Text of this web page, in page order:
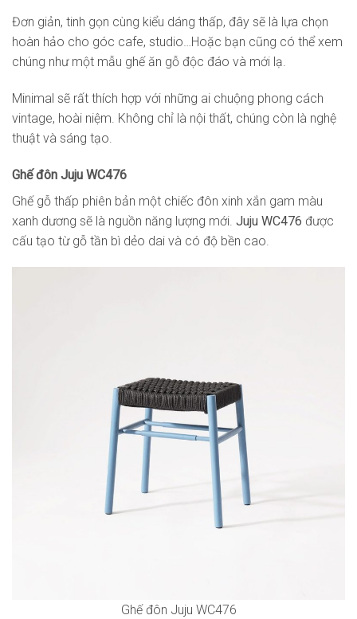
Đơn giản, tinh gọn cùng kiểu dáng thấp, đây sẽ là lựa chọn
hoàn hảo cho góc cafe, studio…Hoặc bạn cũng có thể xem
chúng như một mẫu ghế ăn gỗ độc đáo và mới lạ.
Minimal sẽ rất thích hợp với những ai chuộng phong cách
vintage, hoài niệm. Không chỉ là nội thất, chúng còn là nghệ
thuật và sáng tạo.
Ghế đôn Juju WC476
Ghế gỗ thấp phiên bản một chiếc đôn xinh xắn gam màu
xanh dương sẽ là nguồn năng lượng mới. Juju WC476 được
cấu tạo từ gỗ tần bì dẻo dai và có độ bền cao.
Ghế đôn Juju WC476